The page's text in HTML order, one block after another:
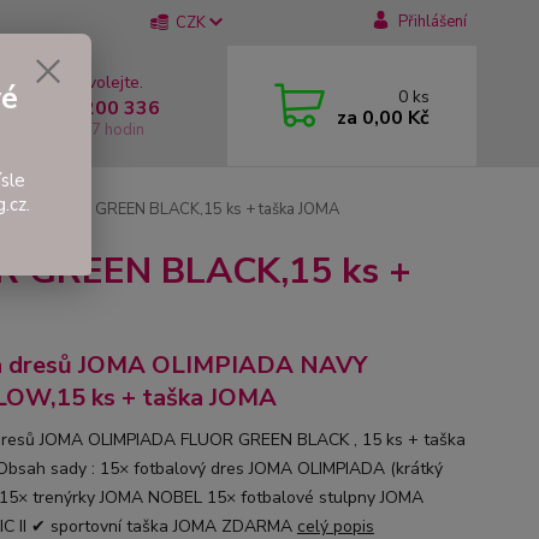
CZK Přihlášení
si rady? Zavolejte.
737 200 336
Pátek: 8 - 17 hodin
0 ks
za 0,00 Kč
FLUOR GREEN BLACK,15 ks + taška JOMA
GREEN BLACK,15 ks +
dresů JOMA OLIMPIADA NAVY
ks + taška JOMA
JOMA OLIMPIADA FLUOR GREEN BLACK , 15 ks + taška
sady : 15× fotbalový dres JOMA OLIMPIADA (krátký
trenýrky JOMA NOBEL 15× fotbalové stulpny JOMA
II ✔ sportovní taška JOMA ZDARMA celý popis